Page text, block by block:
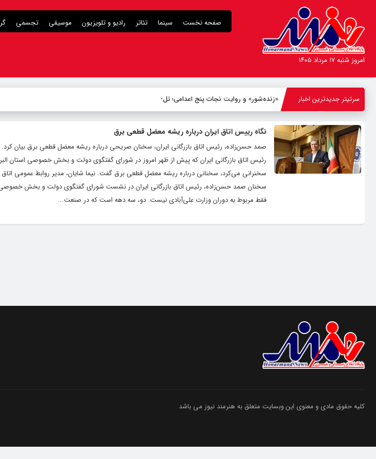
صفحه نخست سینما تئاتر رادیو و تلویزیون موسیقی تجسمی
امروز شنبه ۱۷ مرداد ۱۴۰۵
سرتیتر جدیدترین اخبار «زنده‌شور» و روایت نجات پنج اعدامی؛ تلاش ب
نگاه رییس اتاق ایران درباره ریشه معضل قطعی برق
صمد حسن‌زاده، رئیس اتاق بازرگانی ایران، سخنان صریحی درباره ریشه معضل قطعی برق بیان
رئیس اتاق بازرگانی ایران که پیش از ظهر امروز در شورای گفتگوی دولت و بخش خصوصی استان
سخنرانی می‌کرد، سخنانی درباره ریشه معضل قطعی برق گفت. نیما شایان، مدیر روابط عمومی
سخنان صمد حسن‌زاده، رئیس اتاق بازرگانی ایران در نشست شورای گفتگوی دولت و بخش
فقط مربوط به دوران وزارت علی‌آبادی نیست. دو، سه دهه است که در صنعت...
کلیه حقوق مادی و معنوی این وبسایت متعلق به هنرمند نیوز می باشد